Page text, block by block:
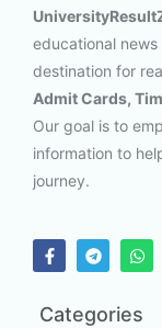
educational
destination for
Admit Cards,
Our goal is to
information to
journey.
Categories